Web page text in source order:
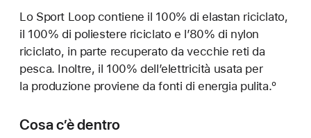
Lo Sport Loop contiene il 100% di elastan riciclato,
il 100% di poliestere riciclato e l’80% di nylon
riciclato, in parte recuperato da vecchie reti da
pesca. Inoltre, il 100% dell’elettricità usata per
la produzione proviene da fonti di energia pulita.º
Cosa c’è dentro